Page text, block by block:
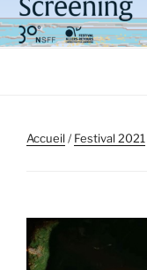
Aller
au
contenu
Accueil/Festival 2021